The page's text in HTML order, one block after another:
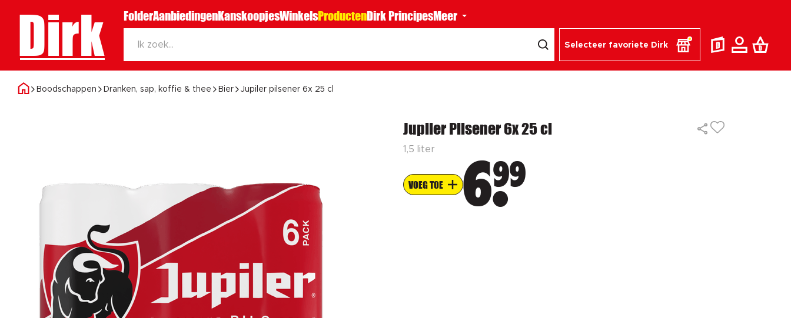
Dirk FolderAanbiedingenKanskoopjesWinkelsProductenDirk PrincipesMeer
Selecteer favoriete Dirk
Boodschappen Dranken, sap, koffie & thee Bier Jupiler pilsener 6x 25 cl
Jupiler Pilsener 6x 25 cl
1,5 liter
VOEG TOE 699